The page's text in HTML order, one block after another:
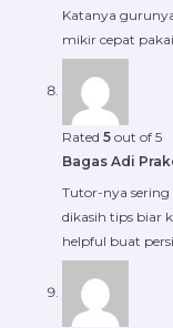
Katanya
mikir cepat
Rated 5 out of 5
Bagas Adi
Tutor-nya
dikasih tips biar
helpful buat